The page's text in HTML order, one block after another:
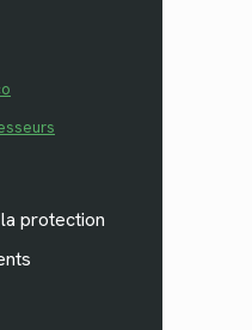
protection